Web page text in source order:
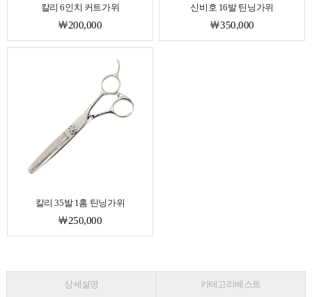
칼리 6인치 커트가위
￦200,000
신비호 16발 틴닝가위
￦350,000
칼리 35발 1홈 틴닝가위
￦250,000
상세설명 카테고리베스트